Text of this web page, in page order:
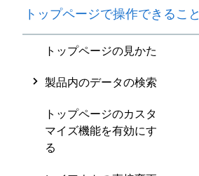
トップページで操作できること
トップページの見かた
製品内のデータの検索
トップページのカスタ
マイズ機能を有効にす
る